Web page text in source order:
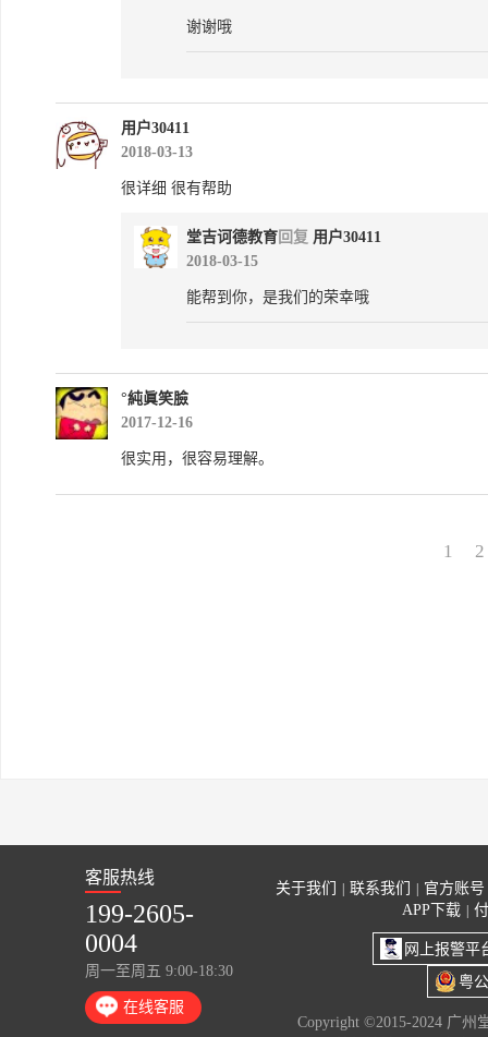
谢谢哦
用户30411
2018-03-13
很详细 很有帮助
堂吉诃德教育 回复 用户30411
2018-03-15
能帮到你，是我们的荣幸哦
°純眞笑臉
2017-12-16
很实用，很容易理解。
1 2
客服热线
199-2605-
0004
周一至周五 9:00-18:30
在线客服
关于我们 联系我们
官方账号
APP下载
网上报警平
粤
Copyright ©2015-2024 广州